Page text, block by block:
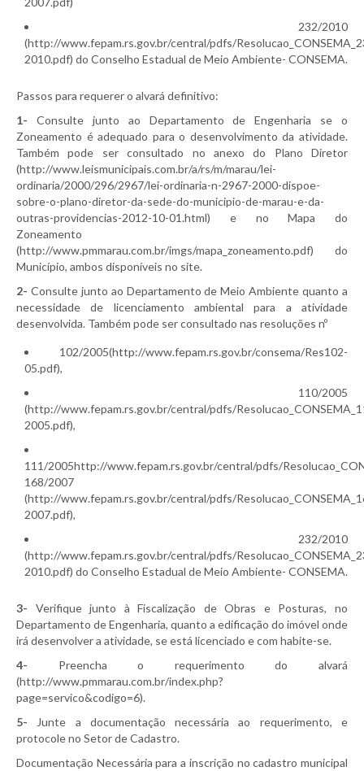
232/2010
(http://www.fepam.rs.gov.br/central/pdfs/
2010.pdf) do Conselho Estadual de Meio Ambiente- CONSEMA.
Passos para requerer o alvará definitivo:
1- Consulte junto ao Departamento de Engenharia se o
Zoneamento é adequado para o desenvolvimento da atividade.
Também pode ser consultado no anexo do Plano Diretor
(http://www.leismunicipais.com.br/a/rs/m/marau/lei-
ordinaria/2000/296/2967/lei-ordinaria-n-2967-2000-dispoe-
sobre-o-plano-diretor-da-sede-do-municipio-de-marau-e-da-
outras-providencias-2012-10-01.html) e no Mapa do
Zoneamento
(http://www.pmmarau.com.br/imgs/mapa_zoneamento.pdf) do
Município, ambos disponíveis no site.
2- Consulte junto ao Departamento de Meio Ambiente quanto a
necessidade de licenciamento ambiental para a atividade
desenvolvida. Também pode ser consultado nas resoluções nº
102/2005(http://www.fepam.rs.gov.br/consema/Res102-
05.pdf),
110/2005
(http://www.fepam.rs.gov.br/central/pdfs/
2005.pdf),
111/2005http://www.fepam.rs.gov.br/central/pdfs/
168/2007
(http://www.fepam.rs.gov.br/central/pdfs/
2007.pdf),
232/2010
(http://www.fepam.rs.gov.br/central/pdfs/
2010.pdf) do Conselho Estadual de Meio Ambiente- CONSEMA.
3- Verifique junto à Fiscalização de Obras e Posturas, no
Departamento de Engenharia, quanto a edificação do imóvel onde
irá desenvolver a atividade, se está licenciado e com habite-se.
4- Preencha o requerimento do alvará
(http://www.pmmarau.com.br/index.php?
page=servico&codigo=6).
5- Junte a documentação necessária ao requerimento, e
protocole no Setor de Cadastro.
Documentação Necessária para a inscrição no cadastro municipal